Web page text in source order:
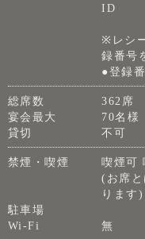
ID
※レシ
録番号
●登録
総席数
362席
宴会最大
70名様
貸切
不可
禁煙・喫煙
喫煙可
(お席
ります)
駐車場
Wi-Fi
無